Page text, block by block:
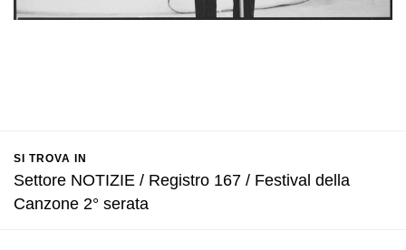
SI TROVA IN
Settore NOTIZIE / Registro 167 / Festival della
Canzone 2° serata